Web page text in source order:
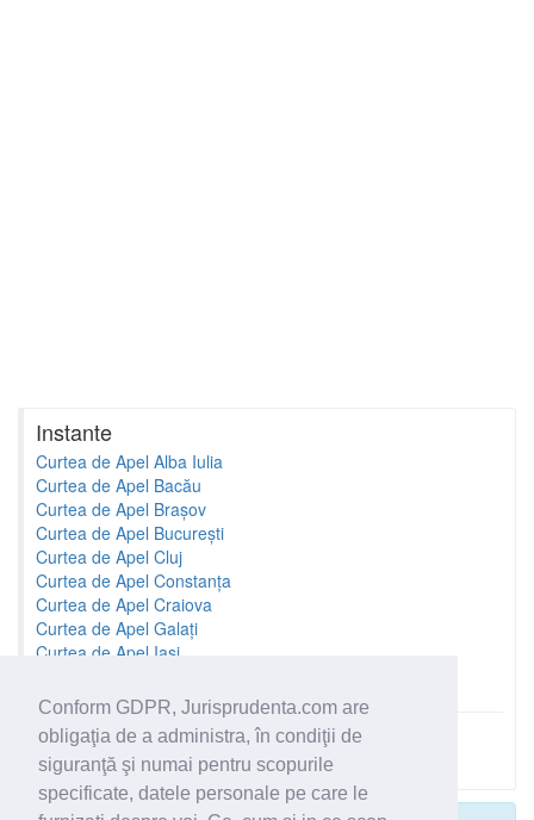
Conform GDPR, Jurisprudenta.com are
obligaţia de a administra, în condiţii de
siguranţă şi numai pentru scopurile
specificate, datele personale pe care le
Instante
Curtea de Apel Alba Iulia
Curtea de Apel Bacău
Curtea de Apel Brașov
Curtea de Apel București
Curtea de Apel Cluj
Curtea de Apel Constanța
Curtea de Apel Craiova
Curtea de Apel Galați
Curtea de Apel Iași
Toate instantele